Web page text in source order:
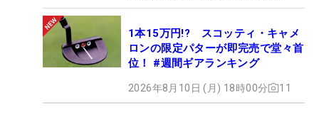
1本15万円!? スコッティ・キャメ
ロンの限定パターが即完売で堂々首
位！ #週間ギアランキング
2026年8月10日 (月) 18時00分 11